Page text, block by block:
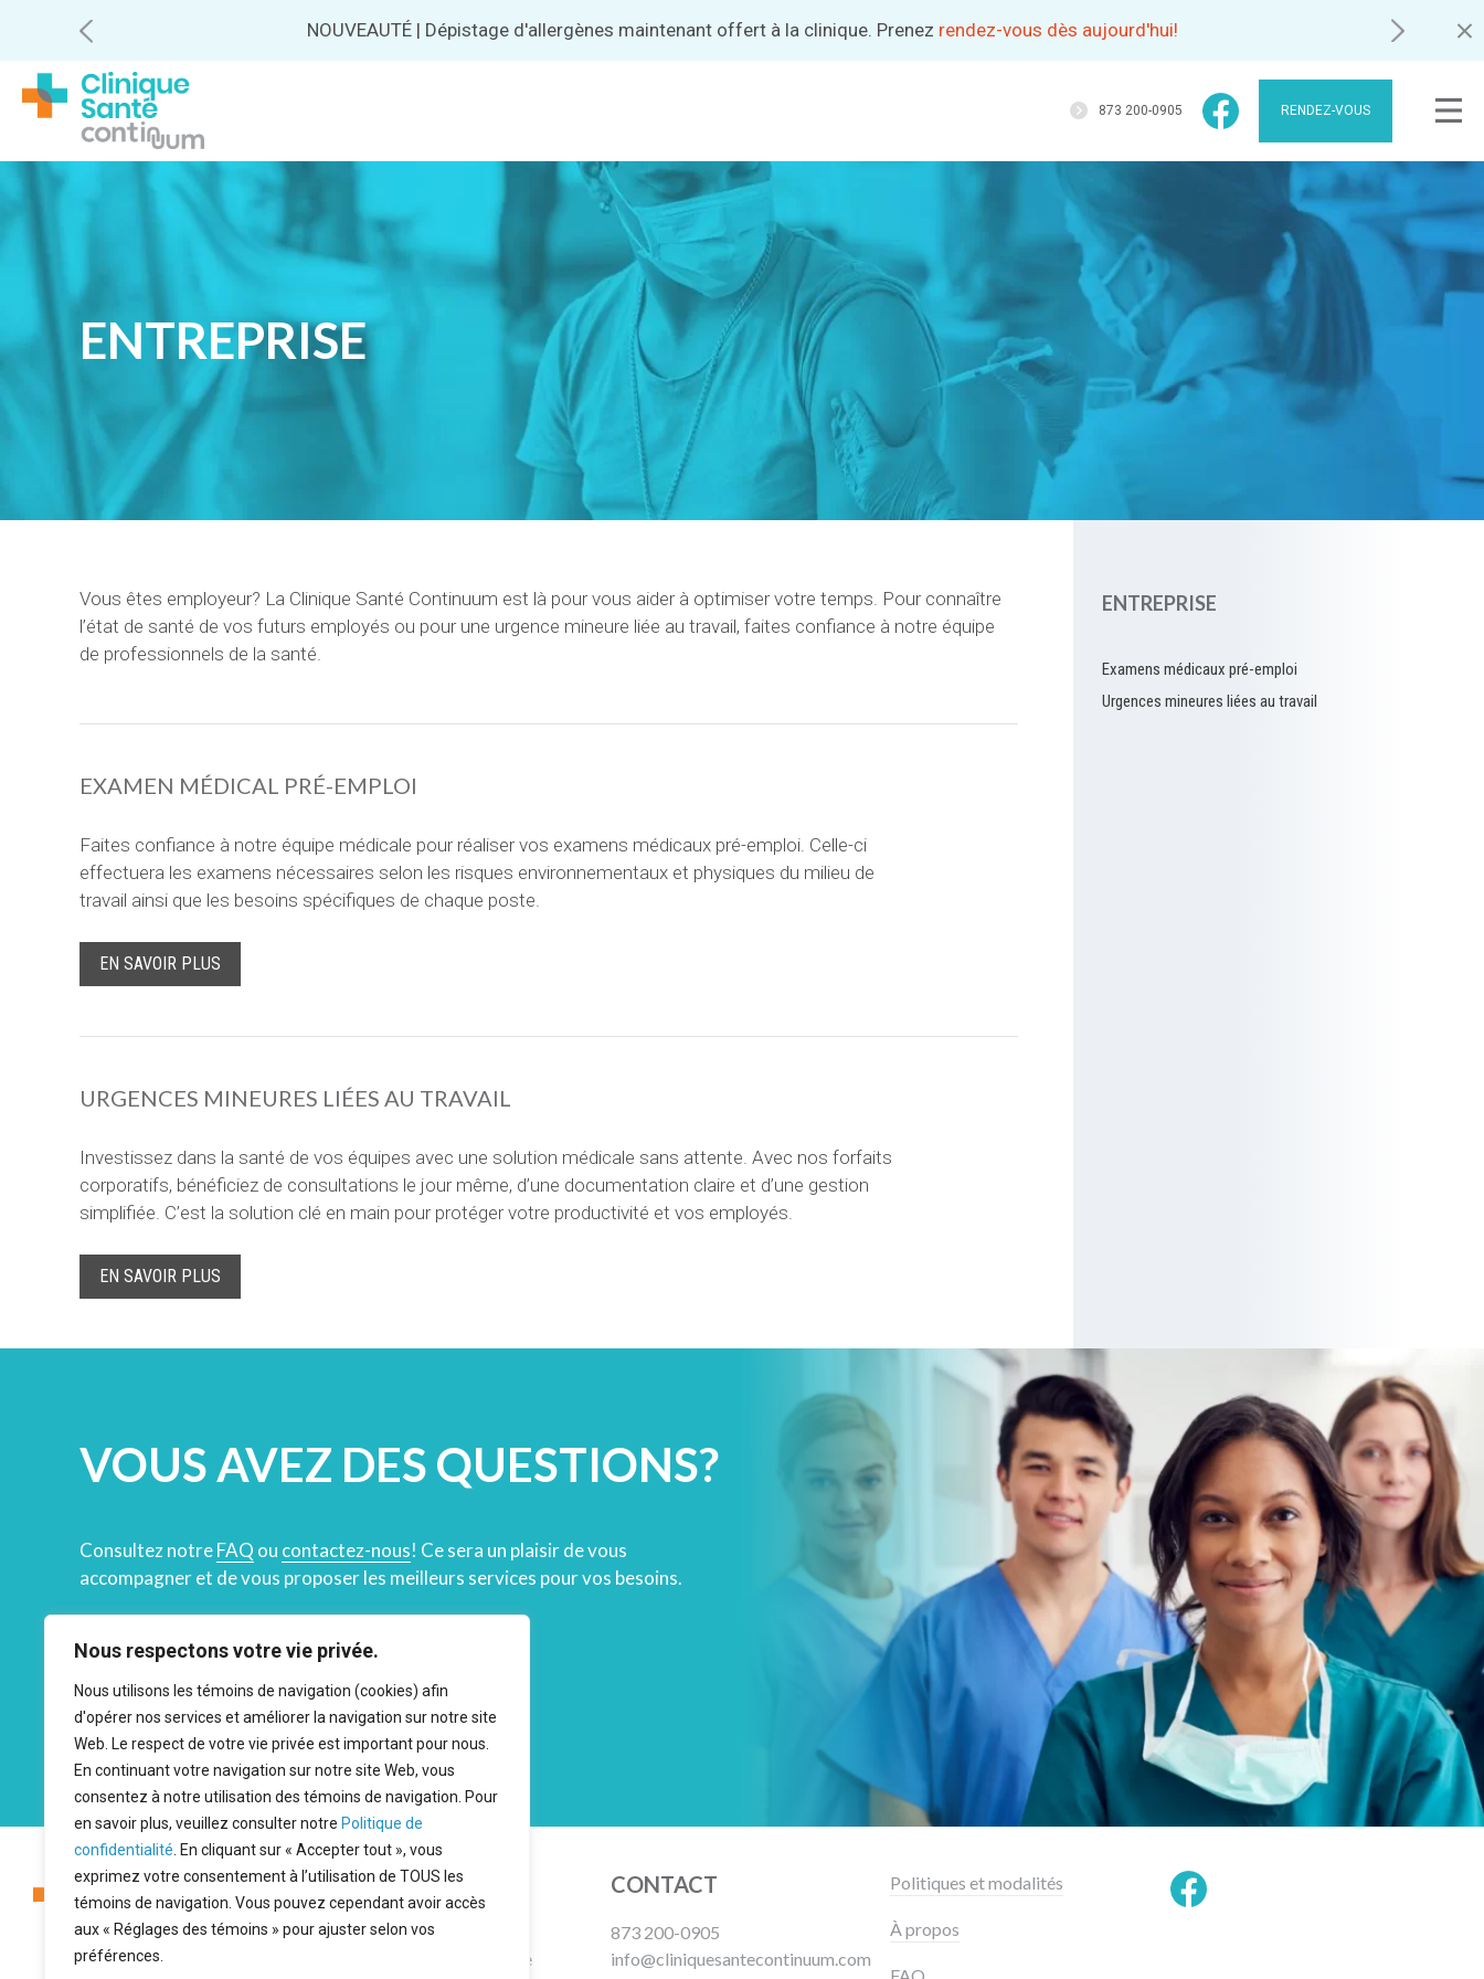
Nous respectons votre vie privée.
Nous utilisons les témoins de navigation (cookies) afin
d'opérer nos services et améliorer la navigation sur notre site
Web. Le respect de votre vie privée est important pour nous.
En continuant votre navigation sur notre site Web, vous
consentez à notre utilisation des témoins de navigation. Pour
en savoir plus, veuillez consulter notre Politique de
confidentialité . En cliquant sur « Accepter tout », vous
exprimez votre consentement à l’utilisation de TOUS les
témoins de navigation. Vous pouvez cependant avoir accès
aux « Réglages des témoins » pour ajuster selon vos
préférences.
Abonnez-vous pour bénéficier de meilleurs tarifs.
NOUVEAUTÉ | Dépistage d'allergènes maintenant offert à la clinique. Prenez rendez-vous dès aujourd'hui!
873 200-0905 RENDEZ-VOUS
ENTREPRISE
Vous êtes employeur? La Clinique Santé Continuum est là pour vous aider à optimiser votre temps. Pour connaître
l’état de santé de vos futurs employés ou pour une urgence mineure liée au travail, faites confiance à notre équipe
de professionnels de la santé.
EXAMEN MÉDICAL PRÉ-EMPLOI
Faites confiance à notre équipe médicale pour réaliser vos examens médicaux pré-emploi. Celle-ci
effectuera les examens nécessaires selon les risques environnementaux et physiques du milieu de
travail ainsi que les besoins spécifiques de chaque poste.
EN SAVOIR PLUS
URGENCES MINEURES LIÉES AU TRAVAIL
Investissez dans la santé de vos équipes avec une solution médicale sans attente. Avec nos forfaits
corporatifs, bénéficiez de consultations le jour même, d’une documentation claire et d’une gestion
simplifiée. C’est la solution clé en main pour protéger votre productivité et vos employés.
EN SAVOIR PLUS
ENTREPRISE
Examens médicaux pré-emploi
Urgences mineures liées au travail
VOUS AVEZ DES QUESTIONS?
Consultez notreFAQ ou contactez-nous! Ce sera un plaisir de vous
accompagner et de vous proposer les meilleurs services pour vos besoins.
RENDEZ-VOUS
CLINIQUE SANTÉ
CONTINUUM
Drummondville
CONTACT
873 200-0905
info@cliniquesantecontinuum.com
Politiques et modalités
À propos